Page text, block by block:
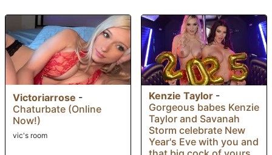
Victoriarrose -
Chaturbate (Online
Now!)
vic's room
Kenzie Taylor -
Gorgeous babes Kenzie
Taylor and Savanah
Storm celebrate New
Year's Eve with you and